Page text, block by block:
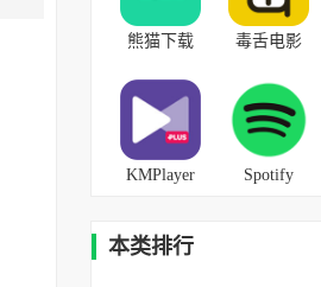
熊猫下载
v1.0.6免费
版
毒舌电影
版
KMPlayer
v31.05.214
Spotify
本类排行